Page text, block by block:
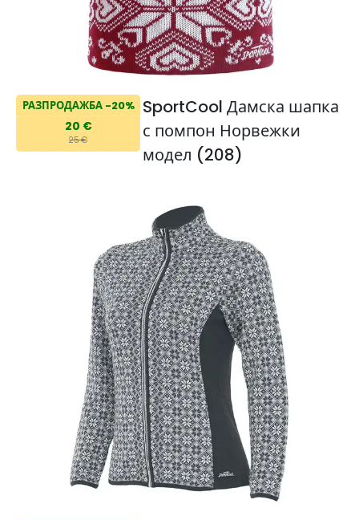
РАЗПРОДАЖБА -20%
20 €
25 €
SportCool Дамска шапка
с помпон Норвежки
модел (208)